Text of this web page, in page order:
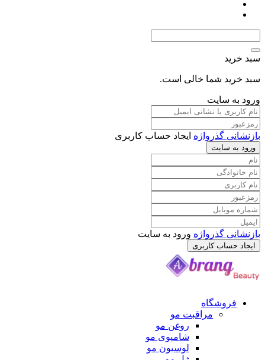
شما خالی است.
سایت
گذرواژه ایجاد حساب کاربری
سایت
گذرواژه ورود به سایت
کاربری
مراقبت مو
روغن مو
شامپوی مو
لوسیون مو